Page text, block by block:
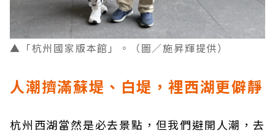
▲「杭州國家版本館」。（圖／施昇輝提供）
人潮擠滿蘇堤、白堤，裡西湖更僻靜
杭州西湖當然是必去景點，但我們避開人潮，去